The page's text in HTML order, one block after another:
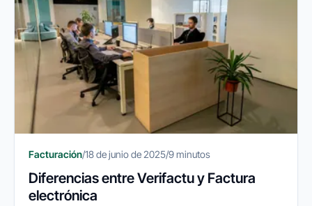
Facturación/18 de junio de 2025/9 minutos
Diferencias entre Verifactu y Factura
electrónica